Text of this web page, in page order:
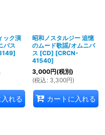
ック演
バス
]
れる
昭和ノスタルジー 追憶
のムード歌謡/オムニバ
ス [CD] [CRCN-
41540]
3,000円(税別)
(税込 : 3,300円)
カートに入れる